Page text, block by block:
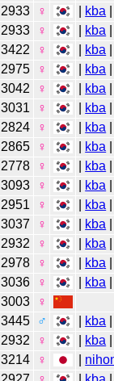
2933 ♀ kba
2933 ♀ kba
3422 ♀ kba
2975 ♀ kba
3042 ♀ kba
3031 ♀ kba
2824 ♀ kba
2865 ♀ kba
2778 ♀ kba
3093 ♀ kba
2951 ♀ kba
3037 ♀ kba
2932 ♀ kba
2978 ♀ kba
3036 ♀ kba
3003
♀
3445 ♂ kba
2932 ♀ kba
3214 ♀